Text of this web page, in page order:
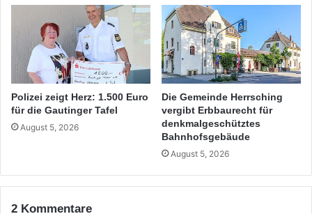
Polizei zeigt Herz: 1.500 Euro
für die Gautinger Tafel
August 5, 2026
Die Gemeinde Herrsching
vergibt Erbbaurecht für
denkmalgeschütztes
Bahnhofsgebäude
August 5, 2026
2 Kommentare